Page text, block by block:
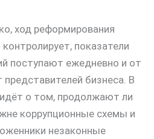
ход реформирования
показатели
поступают ежедневно и от
бизнеса. В
о том, продолжают ли
коррупционные схемы и
незаконные